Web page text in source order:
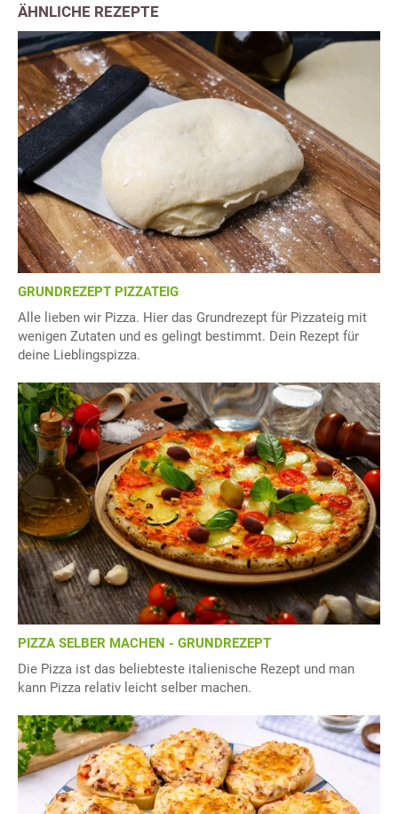
ÄHNLICHE REZEPTE
GRUNDREZEPT PIZZATEIG
Alle lieben wir Pizza. Hier das Grundrezept für Pizzateig mit
wenigen Zutaten und es gelingt bestimmt. Dein Rezept für
deine Lieblingspizza.
PIZZA SELBER MACHEN - GRUNDREZEPT
Die Pizza ist das beliebteste italienische Rezept und man
kann Pizza relativ leicht selber machen.